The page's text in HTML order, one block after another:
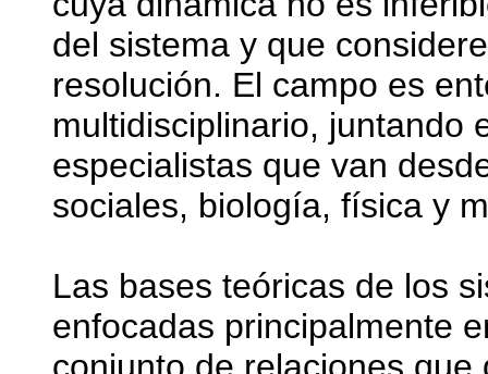
del sistema y que
resolución. El campo es
multidisciplinario, juntando
especialistas que van
sociales, biología, física y
Las bases teóricas de los
enfocadas principalmente